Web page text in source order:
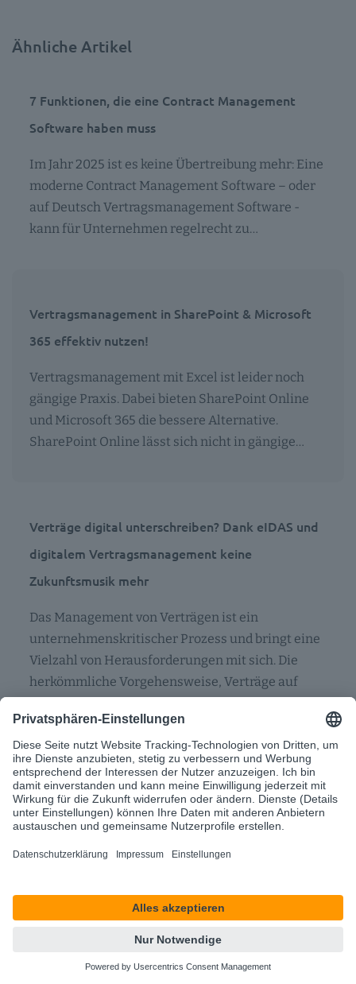
Ähnliche Artikel
7 Funktionen, die eine Contract Management
Software haben muss
Im Jahr 2025 ist es keine Übertreibung mehr: Eine
moderne Contract Management Software – oder
auf Deutsch Vertragsmanagement Software -
kann für Unternehmen regelrecht zu…
Vertragsmanagement in SharePoint & Microsoft
365 effektiv nutzen!
Vertragsmanagement mit Excel ist leider noch
gängige Praxis. Dabei bieten SharePoint Online
und Microsoft 365 die bessere Alternative.
SharePoint Online lässt sich nicht in gängige…
Verträge digital unterschreiben? Dank eIDAS und
digitalem Vertragsmanagement keine
Zukunftsmusik mehr
Das Management von Verträgen ist ein
unternehmenskritischer Prozess und bringt eine
Vielzahl von Herausforderungen mit sich. Die
herkömmliche Vorgehensweise, Verträge auf